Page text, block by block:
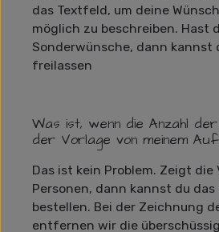
das Textfeld, um deine
möglich zu beschreiben. Hast
Sonderwünsche, dann kannst
freilassen
Was ist, wenn die Anzahl
der Vorlage von meinem
Das ist kein Problem. Zeigt die
Personen, dann kannst du
bestellen. Bei der Zeichnung
entfernen wir die